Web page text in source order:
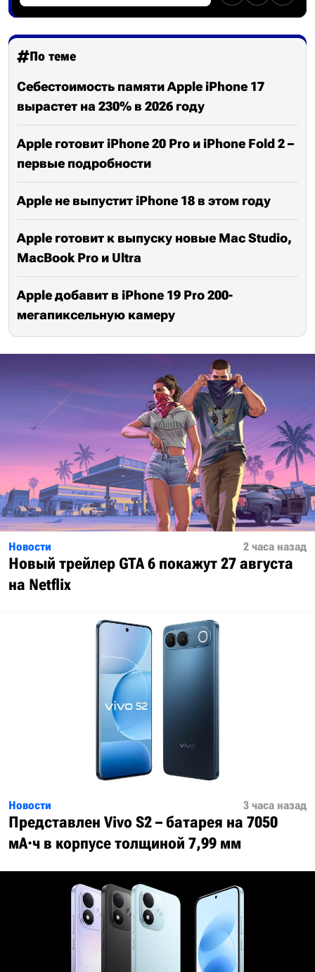
По теме
Себестоимость памяти Apple iPhone 17
вырастет на 230% в 2026 году
Apple готовит iPhone 20 Pro и iPhone Fold 2 –
первые подробности
Apple не выпустит iPhone 18 в этом году
Apple готовит к выпуску новые Mac Studio,
MacBook Pro и Ultra
Apple добавит в iPhone 19 Pro 200-
мегапиксельную камеру
Новости 2 часа назад
Новый трейлер GTA 6 покажут 27 августа
на Netflix
Новости 3 часа назад
Представлен Vivo S2 – батарея на 7050
мА·ч в корпусе толщиной 7,99 мм